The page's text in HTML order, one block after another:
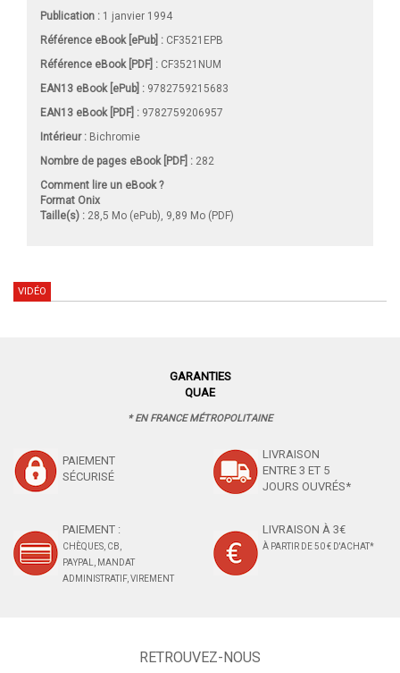
Publication : 1 janvier 1994
Référence eBook [ePub] : CF3521EPB
Référence eBook [PDF] : CF3521NUM
EAN13 eBook [ePub] : 9782759215683
EAN13 eBook [PDF] : 9782759206957
Intérieur : Bichromie
Nombre de pages eBook [PDF] : 282
Comment lire un eBook ?
Format Onix
Taille(s) : 28,5 Mo (ePub), 9,89 Mo (PDF)
VIDÉO
GARANTIES
QUAE
* EN FRANCE MÉTROPOLITAINE
PAIEMENT
SÉCURISÉ
LIVRAISON
ENTRE 3 ET 5
JOURS OUVRÉS*
PAIEMENT :
CHÈQUES, CB,
PAYPAL, MANDAT
ADMINISTRATIF, VIREMENT
LIVRAISON À 3€
À PARTIR DE 50 € D'ACHAT*
RETROUVEZ-NOUS